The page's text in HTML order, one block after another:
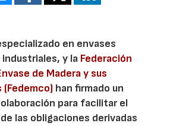
en envases
y la Federación
de Madera y sus
han firmado un
para facilitar el
las obligaciones derivadas